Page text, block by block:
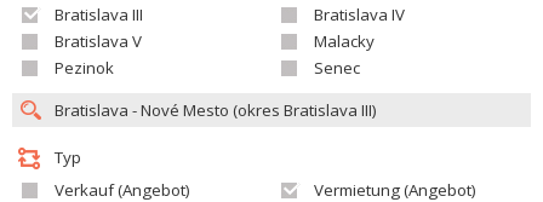
Bratislava III
Bratislava IV
Bratislava V
Malacky
Pezinok
Senec
Typ
Verkauf (Angebot)
Vermietung (Angebot)